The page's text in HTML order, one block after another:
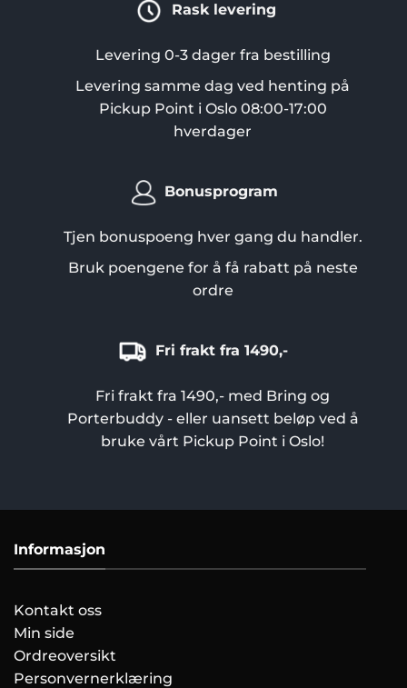
Rask levering
Levering 0-3 dager fra bestilling
Levering samme dag ved henting på
Pickup Point i Oslo 08:00-17:00
hverdager
Bonusprogram
Tjen bonuspoeng hver gang du handler.
Bruk poengene for å få rabatt på neste
ordre
Fri frakt fra 1490,-
Fri frakt fra 1490,- med Bring og
Porterbuddy - eller uansett beløp ved å
bruke vårt Pickup Point i Oslo!
Informasjon
Kontakt oss
Min side
Ordreoversikt
Personvernerklæring